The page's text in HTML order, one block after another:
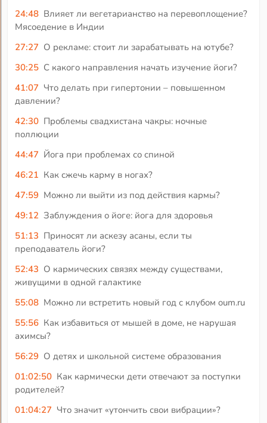
24:48 Влияет ли вегетарианство на перевоплощение?
Мясоедение в Индии
27:27 О рекламе: стоит ли зарабатывать на ютубе?
30:25 С какого направления начать изучение йоги?
41:07 Что делать при гипертонии – повышенном
давлении?
42:30 Проблемы свадхистана чакры: ночные
поллюции
44:47 Йога при проблемах со спиной
46:21 Как сжечь карму в ногах?
47:59 Можно ли выйти из под действия кармы?
49:12 Заблуждения о йоге: йога для здоровья
51:13 Приносят ли аскезу асаны, если ты
преподаватель йоги?
52:43 О кармических связях между существами,
живущими в одной галактике
55:08 Можно ли встретить новый год с клубом oum.ru
55:56 Как избавиться от мышей в доме, не нарушая
ахимсы?
56:29 О детях и школьной системе образования
01:02:50 Как кармически дети отвечают за поступки
родителей?
01:04:27 Что значит «утончить свои вибрации»?